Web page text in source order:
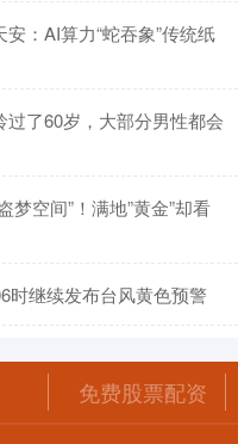
：AI算力“蛇吞象”传统纸
了60岁，大部分男性都会
梦空间”！满地”黄金”却看
时继续发布台风黄色预警
免费股票配资